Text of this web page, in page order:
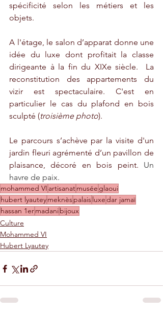
spécificité selon les métiers et les
objets.
A l'étage, le salon d’apparat donne une
idée du luxe dont profitait la classe
dirigeante à la fin du XIXe siècle.  La
reconstitution des appartements du
vizir est spectaculaire. C'est en
particulier le cas du plafond en bois
sculpté (troisième photo).
Le parcours s’achève par la visite d'un
jardin fleuri agrémenté d’un pavillon de
plaisance, décoré en bois peint. Un
havre de paix.
mohammed VI artisanatmusée glaoui
hubert lyauteymeknèspalaisluxedar jamaï
hassan 1ermadanibijoux
Culture
Mohammed VI
Hubert Lyautey